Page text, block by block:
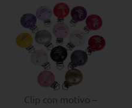
Clip con motivo –